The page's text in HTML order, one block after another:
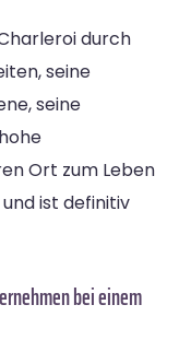
durch
seine
seine
Ort zum Leben
ist definitiv
bei einem